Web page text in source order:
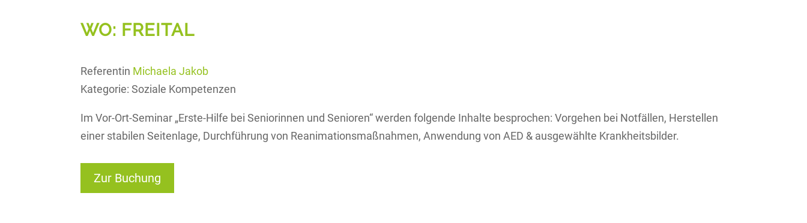
WO: FREITAL
Referentin Michaela Jakob
Kategorie:Soziale Kompetenzen
Im Vor-Ort-Seminar „Erste-Hilfe bei Seniorinnen und Senioren“ werden folgende Inhalte besprochen: Vorgehen bei Notfällen, Herstellen
einer stabilen Seitenlage, Durchführung von Reanimationsmaßnahmen, Anwendung von AED & ausgewählte Krankheitsbilder.
Zur Buchung